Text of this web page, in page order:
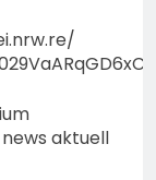
aktuell